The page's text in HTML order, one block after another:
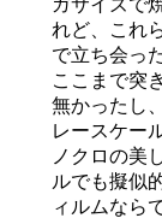
れど、これ
で立ち会っ
ここまで突
無かったし
レースケー
ノクロの美
ルでも擬似
ィルムなら